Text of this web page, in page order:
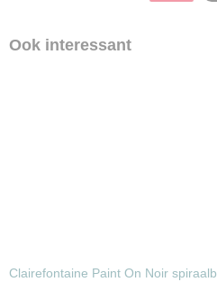
Ook interessant
Clairefontaine Paint On Noir